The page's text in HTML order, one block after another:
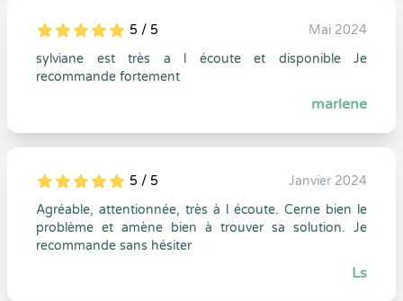
5
1
5
0 5 / 5
Mai 2024
sylviane est très a l écoute et disponible Je
recommande fortement
marlene
5
1
5
0 5 / 5
Janvier 2024
Agréable, attentionnée, très à l écoute. Cerne bien le
problème et amène bien à trouver sa solution. Je
recommande sans hésiter
Ls